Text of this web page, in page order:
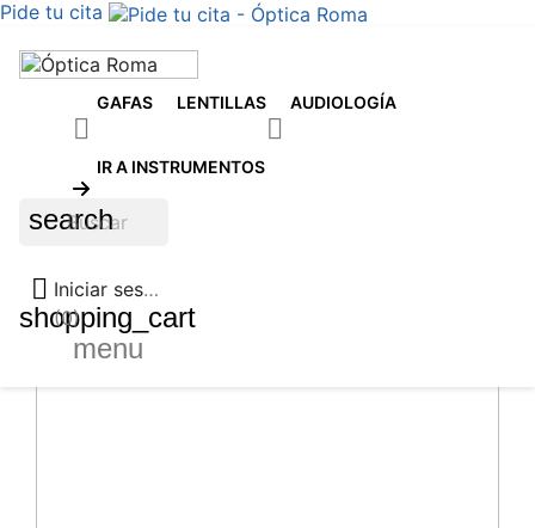
Pide tu cita
GAFAS

LENTILLAS AUDIOLOGÍA

IR A INSTRUMENTOS
search
 Iniciar sesión
shopping_cart
(0)
menu